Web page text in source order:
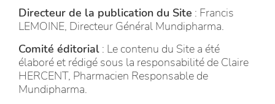
Directeur de la publication du Site : Francis
LEMOINE, Directeur Général Mundipharma.
Comité éditorial : Le contenu du Site a été
élaboré et rédigé sous la responsabilité de Claire
HERCENT, Pharmacien Responsable de
Mundipharma.